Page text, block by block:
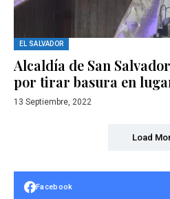
EL SALVADOR
Alcaldía de San
por tirar basura en
13 Septiembre, 2022
Load
Facebook